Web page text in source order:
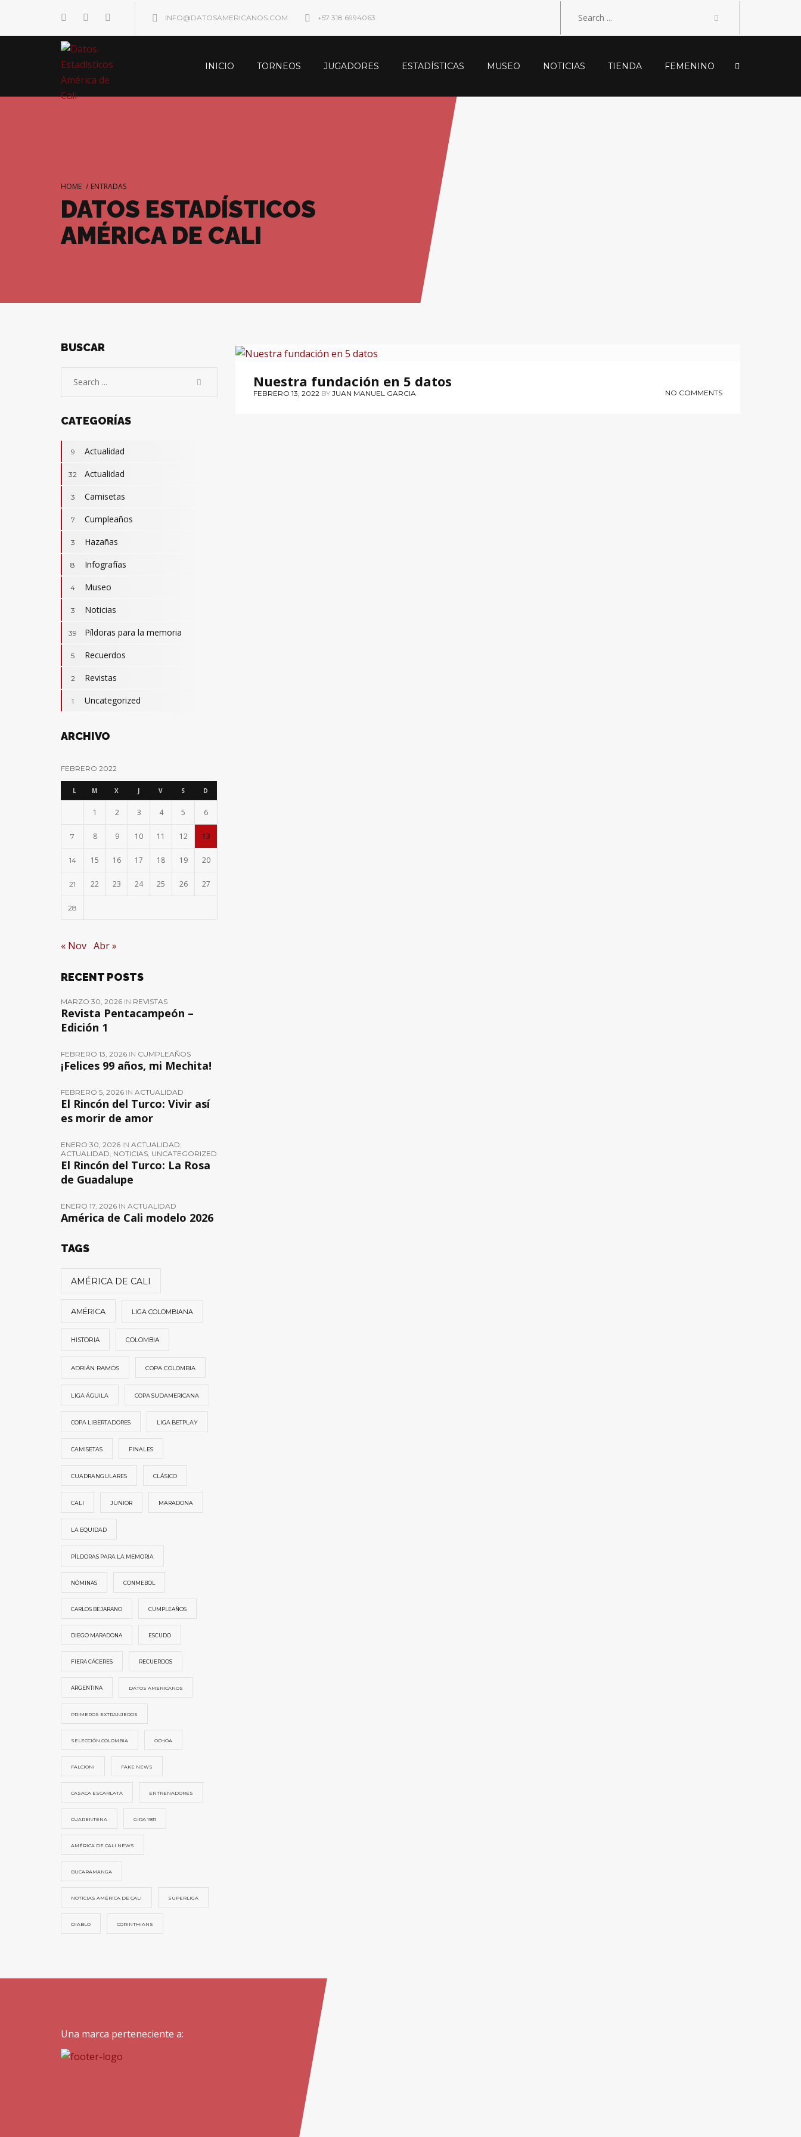
INFO@DATOSAMERICANOS.COM +57 318 6994063
INICIO TORNEOS JUGADORES ESTADÍSTICAS MUSEO NOTICIAS TIENDA FEMENINO
HOME / ENTRADAS
DATOS ESTADÍSTICOS
AMÉRICA DE CALI
Nuestra fundación en 5 datos
FEBRERO 13, 2022 BY JUAN MANUEL GARCIA NO COMMENTS
BUSCAR
CATEGORÍAS
9 Actualidad
32 Actualidad
3 Camisetas
7 Cumpleaños
3 Hazañas
8 Infografías
4 Museo
Camisetas
2 Revistas
3 Noticias
32 Actualidad
7 Cumpleaños
39 Píldoras para la memoria
39 Píldoras para la memoria
5 Recuerdos
2 Revistas
1 Uncategorized
ARCHIVO
FEBRERO 2022
L M X J V S D
1 2 3 4 5 6
7 8 9 10 11 12 13
14 15 16 17 18 19 20
21 22 23 24 25 26 27
28
« Nov Abr »
RECENT POSTS
MARZO 30, 2026 IN REVISTAS
Revista Pentacampeón –
Edición 1
FEBRERO 13, 2026 IN CUMPLEAÑOS
¡Felices 99 años, mi Mechita!
FEBRERO 5, 2026 IN ACTUALIDAD
El Rincón del Turco: Vivir así
es morir de amor
ENERO 30, 2026 IN ACTUALIDAD,
ACTUALIDAD, NOTICIAS, UNCATEGORIZED
El Rincón del Turco: La Rosa
de Guadalupe
ENERO 17, 2026 IN ACTUALIDAD
América de Cali modelo 2026
TAGS
AMÉRICA DE CALI
AMÉRICA LIGA COLOMBIANA
HISTORIA COLOMBIA
ADRIÁN RAMOS COPA COLOMBIA
LIGA ÁGUILA COPA SUDAMERICANA
COPA LIBERTADORES LIGA BETPLAY
CAMISETAS FINALES
CUADRANGULARES CLÁSICO
CALI JUNIOR MARADONA
LA EQUIDAD
PÍLDORAS PARA LA MEMORIA
NÓMINAS CONMEBOL
CARLOS BEJARANO CUMPLEAÑOS
DIEGO MARADONA ESCUDO
FIERA CÁCERES RECUERDOS
ARGENTINA DATOS AMERICANOS
PRIMEROS EXTRANJEROS
SELECCIÓN COLOMBIA OCHOA
FALCIONI FAKE NEWS
CASACA ESCARLATA ENTRENADORES
CUARENTENA GIRA 1931
AMÉRICA DE CALI NEWS
BUCARAMANGA
NOTICIAS AMÉRICA DE CALI SUPERLIGA
DIABLO CORINTHIANS
Una marca perteneciente a: